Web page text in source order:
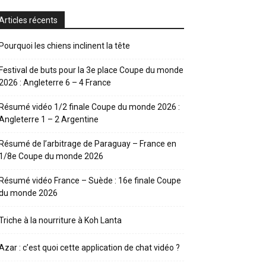
récents
les chiens inclinent la tête
de buts pour la 3e place Coupe du monde
: Angleterre 6 – 4 France
vidéo 1/2 finale Coupe du monde 2026 :
1 – 2 Argentine
de l’arbitrage de Paraguay – France en
8e Coupe du monde 2026
vidéo France – Suède : 16e finale Coupe
monde 2026
à la nourriture à Koh Lanta
: c’est quoi cette application de chat vidéo ?